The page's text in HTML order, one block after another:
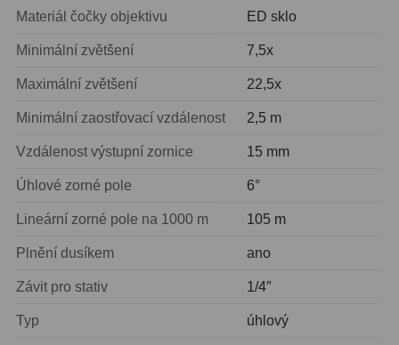
Závaží 3
Ostatní22
Seřízení22
Zrcátka a hranoly
Diagonální zrcátka
Diagonální hranoly
Materiál čočky objektivu ED sklo
Minimální zvětšení 7,5x
Maximální zvětšení 22,5x
Minimální zaostřovací vzdálenost 2,5 m
Vzdálenost výstupní zornice 15 mm
Úhlové zorné pole 6°
Lineární zorné pole na 1000 m 105 m
Plnění dusíkem ano
Závit pro stativ 1/4″
Typ úhlový